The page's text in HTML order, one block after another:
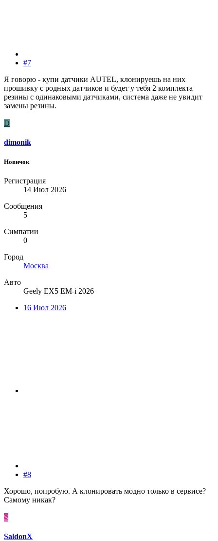
#7
Я говорю - купи датчики AUTEL, клонируешь на них
прошивку с родных датчиков и будет у тебя 2 комплекта
резины с одинаковыми датчиками, система даже не увидит
замены резины.
D
dimonik
Новичок
Регистрация
14 Июл 2026
Сообщения
5
Симпатии
0
Город
Москва
Авто
Geely EX5 EM-i 2026
16 Июл 2026
#8
Хорошо, попробую. А клонировать модно только в сервисе?
Самому никак?
S
SaldonX